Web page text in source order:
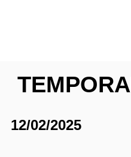
12/02/2025